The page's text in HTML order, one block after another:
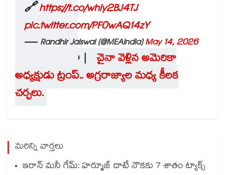
🔗https://t.co/whly2BJ4TJ
pic.twitter.com/PF0wAQ14zY
— Randhir Jaiswal (@MEAIndia)May 14, 2026
►ALSO READ | చైనా వెళ్లిన అమెరికా
అధ్యక్షుడు ట్రంప్.. అగ్రరాజ్యాల మధ్య కీలక
చర్చలు.
మరిన్ని వార్తలు
ఇరాన్ మనీ గేమ్: హర్మూజ్ దాటే నౌకకు 7 శాతం ట్యాక్స్